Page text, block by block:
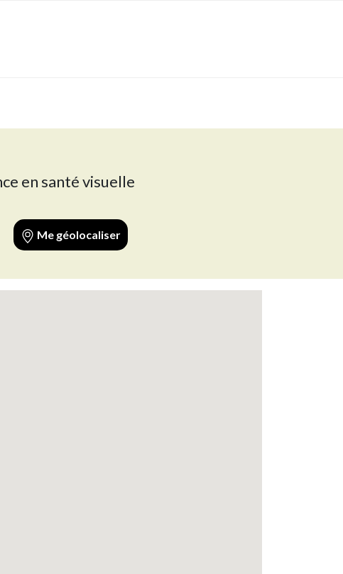
en santé visuelle
Me géolocaliser